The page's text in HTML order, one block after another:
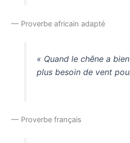
— Proverbe africain adapté
« Quand le chêne a
plus besoin de vent
— Proverbe français